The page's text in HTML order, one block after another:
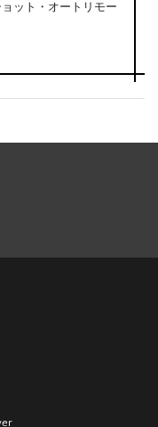
ット・オートリモー